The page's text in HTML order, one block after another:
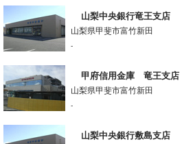
山梨中央銀行竜王支店
山梨県甲斐市富竹新田
-
甲府信用金庫 竜王支店
山梨県甲斐市富竹新田
-
山梨中央銀行敷島支店